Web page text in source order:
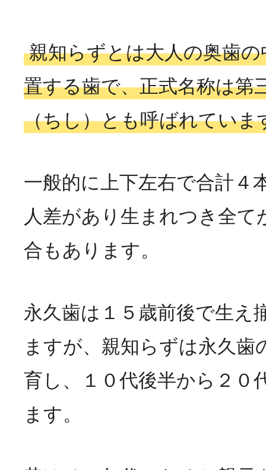
親知らずとは大人の奥歯の
置する歯で、正式名称は第
（ちし）とも呼ばれていま
一般的に上下左右で合計４
人差があり生まれつき全て
合もあります。
永久歯は１５歳前後で生え
ますが、親知らずは永久歯
育し、１０代後半から２０
ます。